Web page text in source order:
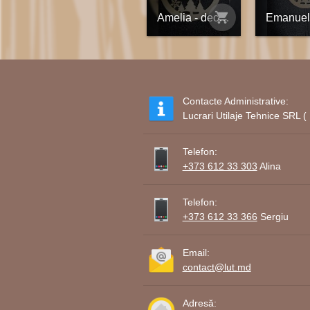
Amelia - decorațiune din placaj personalizată
shopping_cart
Contacte Administrative:
Lucrari Utilaje Tehnice SRL
Telefon:
+373 612 33 303 Alina
Telefon:
+373 612 33 366 Sergiu
Email:
contact@lut.md
Adresă: